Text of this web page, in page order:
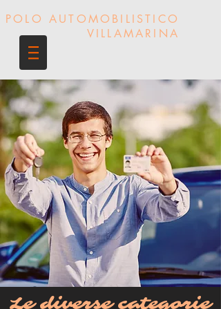
POLO AUTOMOBILISTICO
VILLAMARINA
Le diverse categorie